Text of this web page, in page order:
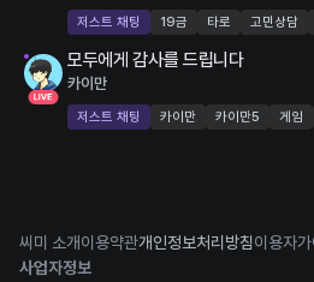
저스트 채팅 19금 타로 고민상담
LIVE모두에게 감사를 드립니다
카이만
저스트 채팅 카이만 카이만5 게임
씨미 소개이용약관개인정보처리방침이용자
사업자정보